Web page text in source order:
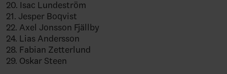
20. Isac Lundeström
21. Jesper Boqvist
22. Axel Jonsson Fjällby
24. Lias Andersson
28. Fabian Zetterlund
29. Oskar Steen